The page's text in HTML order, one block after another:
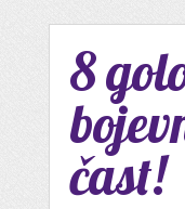
8
čast!